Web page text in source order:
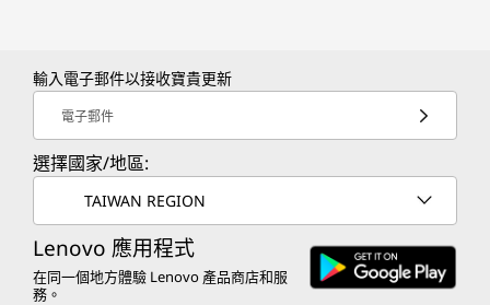
競
筆
電
輸入電子郵件以接收寶貴更新
電子郵件
選擇國家/地區:
TAIWAN REGION
Lenovo 應用程式
在同一個地方體驗 Lenovo 產品商店和服
務。